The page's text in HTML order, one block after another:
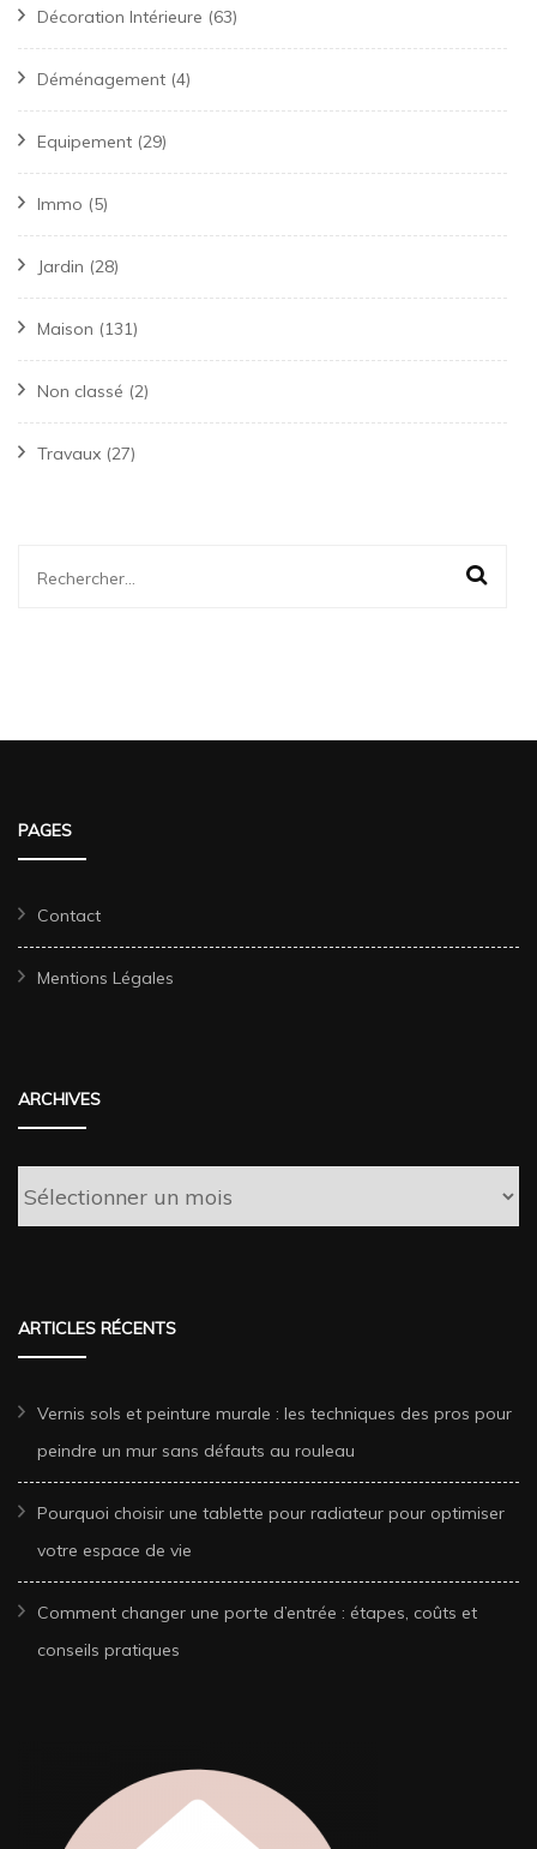
Décoration Intérieure (63)
Déménagement (4)
Equipement (29)
Immo (5)
Jardin (28)
Maison (131)
Non classé (2)
Travaux (27)
Rechercher :
PAGES
Contact
Mentions Légales
ARCHIVES
Archives
ARTICLES RÉCENTS
Vernis sols et peinture murale : les techniques des pros pour
peindre un mur sans défauts au rouleau
Pourquoi choisir une tablette pour radiateur pour optimiser
votre espace de vie
Comment changer une porte d’entrée : étapes, coûts et
conseils pratiques